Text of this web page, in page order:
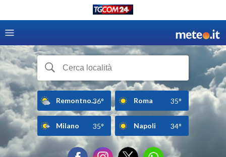
Remontno...36° Roma 35°
Milano 35° Napoli 34°